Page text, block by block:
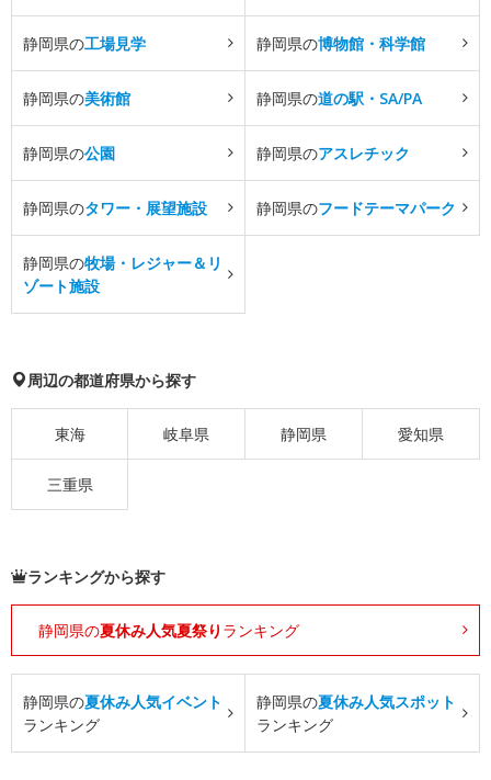
静岡県の工場見学 静岡県の博物館・科学館
静岡県の美術館 静岡県の道の駅・SA/PA
静岡県の公園 静岡県のアスレチック
静岡県のタワー・展望施設 静岡県のフードテーマパーク
静岡県の牧場・レジャー＆リ
ゾート施設
周辺の都道府県から探す
東海 岐阜県 静岡県 愛知県
三重県
ランキングから探す
静岡県の夏休み人気夏祭り ランキング
静岡県の夏休み人気イベント
ランキング
静岡県の夏休み人気スポット
ランキング